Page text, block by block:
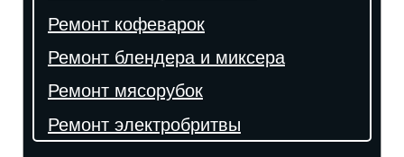
Ремонт кофеварок
Ремонт блендера и миксера
Ремонт мясорубок
Ремонт электробритвы